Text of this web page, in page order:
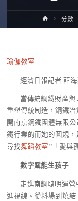
Home分數
瑜伽教室
經濟日報記者 薛
當傳統鋼鐵財產
重塑傳統制造，鋼鐵冶
開南京鋼鐵團體無限
鐵行業的而她的圓規
尋找舞蹈教室**「愛與
數字賦能生孩子
走進南鋼聰明運
進視線。從料場到燒